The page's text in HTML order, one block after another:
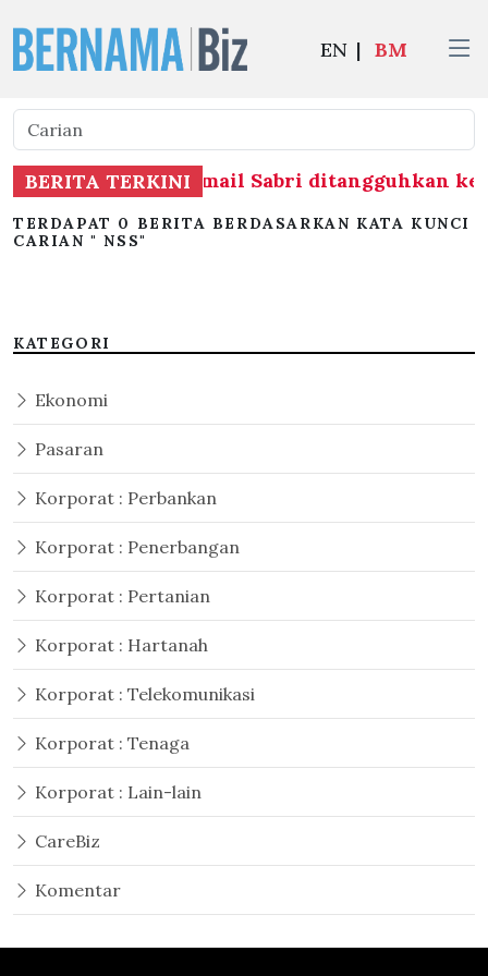
EN | BM
BERITA TERKINI
terhadap Ismail Sabri ditangguhkan ke
TERDAPAT 0 BERITA BERDASARKAN KATA KUNCI
CARIAN " NSS"
KATEGORI
Ekonomi
Pasaran
Korporat : Perbankan
Korporat : Penerbangan
Korporat : Pertanian
Korporat : Hartanah
Korporat : Telekomunikasi
Korporat : Tenaga
Korporat : Lain-lain
CareBiz
Komentar